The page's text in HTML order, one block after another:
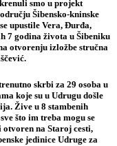
smo u projekt
Šibensko-kninske
upustile Vera, Đurđa,
7 godina života u Šibeniku
otvorenju izložbe stručna
skrbi za 29 osoba u
koje su u Udrugu došle
Žive u 8 stambenih
što im treba mogu se
na Staroj cesti,
jedinice Udruge za